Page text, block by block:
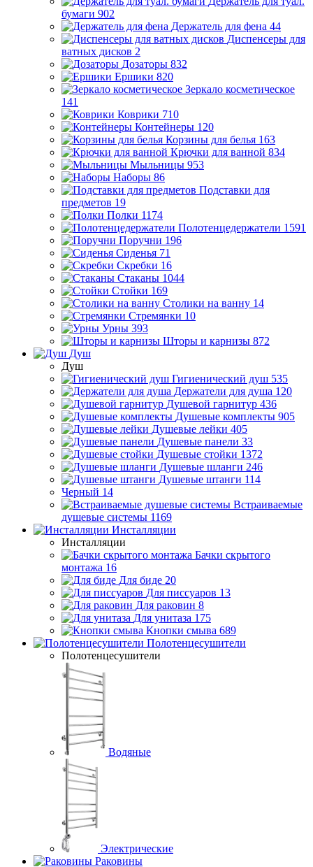
бумаги 902
Держатель для фена 44
Диспенсеры для
ватных дисков 2
Дозаторы 832
Ершики 820
Зеркало косметическое
141
Коврики 710
Контейнеры 120
Корзины для белья 163
Крючки для ванной 834
Мыльницы 953
Наборы 86
Подставки для
предметов 19
Полки 1174
Полотенцедержатели 1591
Поручни 196
Сиденья 71
Скребки 16
Стаканы 1044
Стойки 169
Столики на ванну 14
Стремянки 10
Урны 393
Шторы и карнизы 872
Душ
Душ
Гигиенический душ 535
Держатели для душа 120
Душевой гарнитур 436
Душевые комплекты 905
Душевые лейки 405
Душевые панели 33
Душевые стойки 1372
Душевые шланги 246
Душевые штанги 114
Черный 14
Встраиваемые
душевые системы 1169
Инсталляции
Инсталляции
Бачки скрытого
монтажа 16
Для биде 20
Для писсуаров 13
Для раковин 8
Для унитаза 175
Кнопки смыва 689
Полотенцесушители
Полотенцесушители
Водяные
Электрические
Раковины